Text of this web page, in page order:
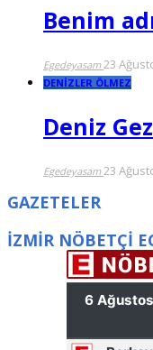
Benim
Egedeyasam23
DENİZLER ÖLMEZ
Deniz
Egedeyasam23
GAZETELER
İZMİR NÖBETÇİ